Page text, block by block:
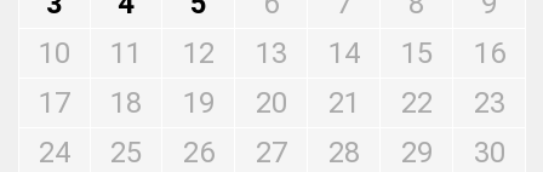
10
11 12 13 14 15
16
17
18 19 20 21 22
23
24
25 26 27 28 29
30